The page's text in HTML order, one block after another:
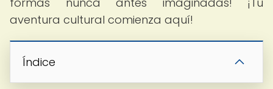
aventura cultural comienza aquí!
Índice